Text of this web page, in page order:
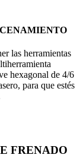
las herramientas
hexagonal de 4/6
para que estés
FRENADO